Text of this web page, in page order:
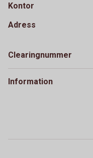
Kontor
Adress
Clearingnummer
Information